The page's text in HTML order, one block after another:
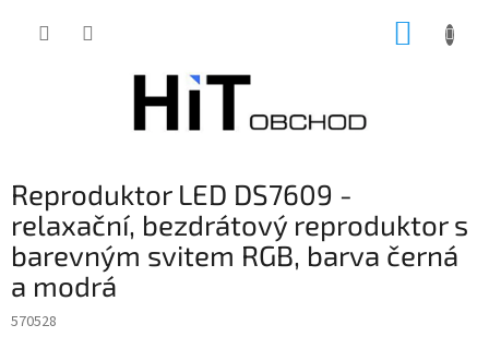
Reproduktor LED DS7609 -
relaxační, bezdrátový reproduktor s
barevným svitem RGB, barva černá
a modrá
570528